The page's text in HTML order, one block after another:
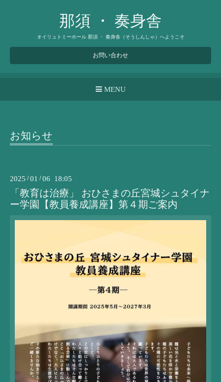
那須 ・ 奏身舎
オイリュトミーホール 那須 ・ 奏身舎（そうしんしゃ）へようこそ
お問い合わせ
MENU
お知らせ
2025 /01 /06 18:05
「教育は治療」 おひさまの丘宮城シュタイナ
ー学園【教員養成講座】第４期ご案内